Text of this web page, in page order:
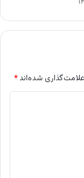
شده‌اند *